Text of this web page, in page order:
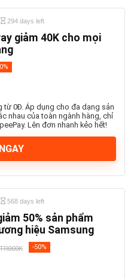
294 days left
giảm 40K cho mọi
từ 0Đ. Áp dụng cho đa dạng sản
nhau của toàn ngành hàng, chỉ
Lên đơn nhanh kẻo hết!
568 days left
50% sản phẩm
hiệu Samsung
-50%